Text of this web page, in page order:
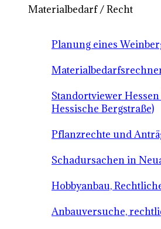
Materialbedarf / Recht
Planung eines
Standortviewer
Hessische Bergstraße)
Pflanzrechte und
Schadursachen in
Hobbyanbau,
Anbauversuche,